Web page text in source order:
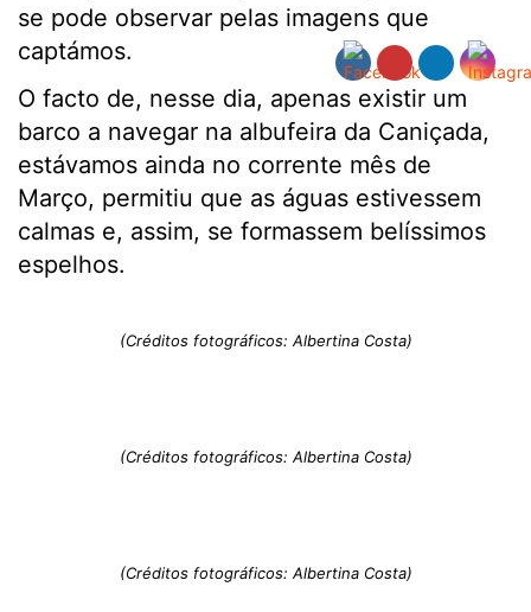
se pode observar pelas imagens que
captámos.
O facto de, nesse dia, apenas existir um
barco a navegar na albufeira da Caniçada,
estávamos ainda no corrente mês de
Março, permitiu que as águas estivessem
calmas e, assim, se formassem belíssimos
espelhos.
(Créditos fotográficos: Albertina Costa)
(Créditos fotográficos: Albertina Costa)
(Créditos fotográficos: Albertina Costa)